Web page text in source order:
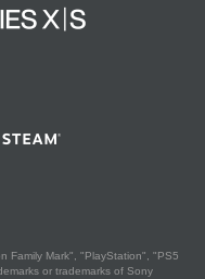
Family Mark", "PlayStation", "PS5
or trademarks of Sony